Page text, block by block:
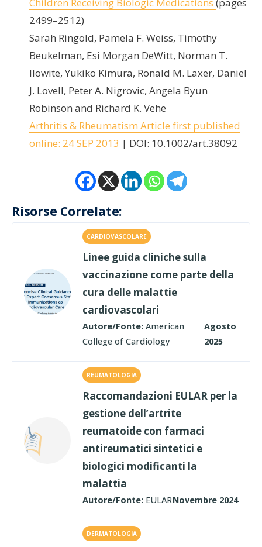
2499–2512)
Sarah Ringold, Pamela F. Weiss, Timothy
Beukelman, Esi Morgan DeWitt, Norman T.
Ilowite, Yukiko Kimura, Ronald M. Laxer, Daniel
J. Lovell, Peter A. Nigrovic, Angela Byun
Robinson and Richard K. Vehe
Arthritis & Rheumatism Article first published
online: 24 SEP 2013 | DOI: 10.1002/art.38092
Risorse Correlate:
CARDIOVASCOLARE
Linee guida cliniche sulla
vaccinazione come parte della
cura delle malattie
cardiovascolari
Autore/Fonte: American
College of Cardiology
Agosto
2025
REUMATOLOGIA
Raccomandazioni EULAR per la
gestione dell’artrite
reumatoide con farmaci
antireumatici sintetici e
biologici modificanti la
malattia
Autore/Fonte: EULARNovembre 2024
DERMATOLOGIA